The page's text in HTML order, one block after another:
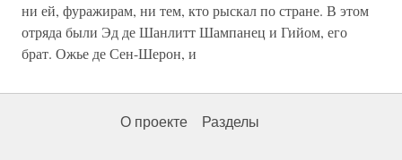
ни ей, фуражирам, ни тем, кто рыскал по стране. В этом
отряда были Эд де Шанлитт Шампанец и Гийом, его
брат. Ожье де Сен-Шерон, и
О проекте Разделы